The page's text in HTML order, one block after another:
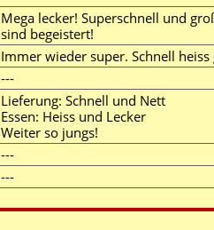
Mega lecker! Superschnell und
sind begeistert!
Immer wieder super. Schnell heiss
---
Lieferung: Schnell und Nett
Essen: Heiss und Lecker
Weiter so jungs!
---
---